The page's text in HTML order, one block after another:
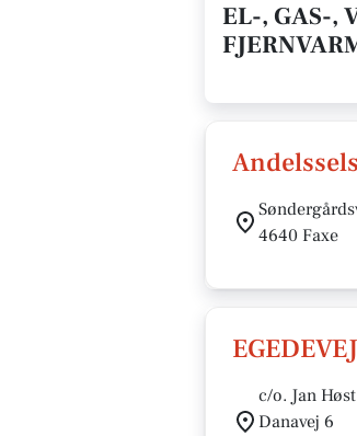
EL-, GAS-,
4640 Faxe
c/o. Jan
Danavej 6